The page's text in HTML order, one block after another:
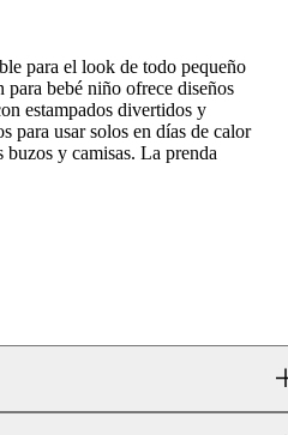
para el look de todo pequeño
bebé niño ofrece diseños
estampados divertidos y
para usar solos en días de calor
y camisas. La prenda